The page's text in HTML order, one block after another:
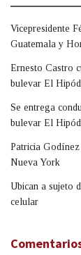
Vicepresidente
Guatemala y
Ernesto Castro
bulevar El
Se entrega
bulevar El
Patricia
Nueva York
Ubican a sujeto
celular